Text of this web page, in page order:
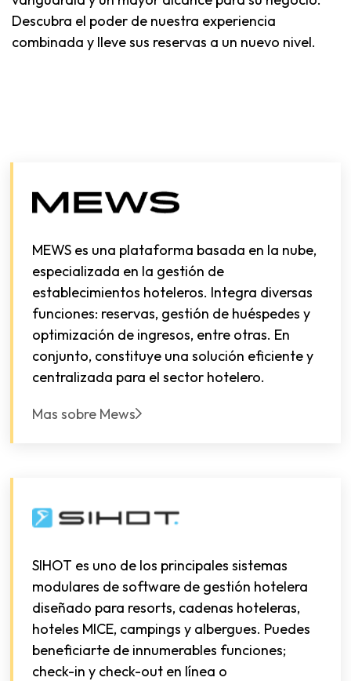
Descubra el poder de nuestra experiencia
combinada y lleve sus reservas a un nuevo nivel.
MEWS es una plataforma basada en la nube,
especializada en la gestión de
establecimientos hoteleros. Integra diversas
funciones: reservas, gestión de huéspedes y
optimización de ingresos, entre otras. En
conjunto, constituye una solución eficiente y
centralizada para el sector hotelero.
Mas sobre Mews
SIHOT es uno de los principales sistemas
modulares de software de gestión hotelera
diseñado para resorts, cadenas hoteleras,
hoteles MICE, campings y albergues. Puedes
beneficiarte de innumerables funciones;
check-in y check-out en línea o